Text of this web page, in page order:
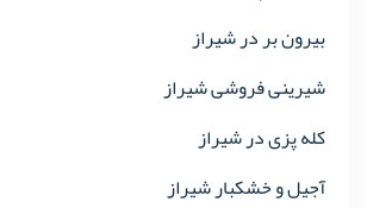
بیرون بر در شیراز
شیرینی فروشی شیراز
کله پزی در شیراز
آجیل و خشکبار شیراز